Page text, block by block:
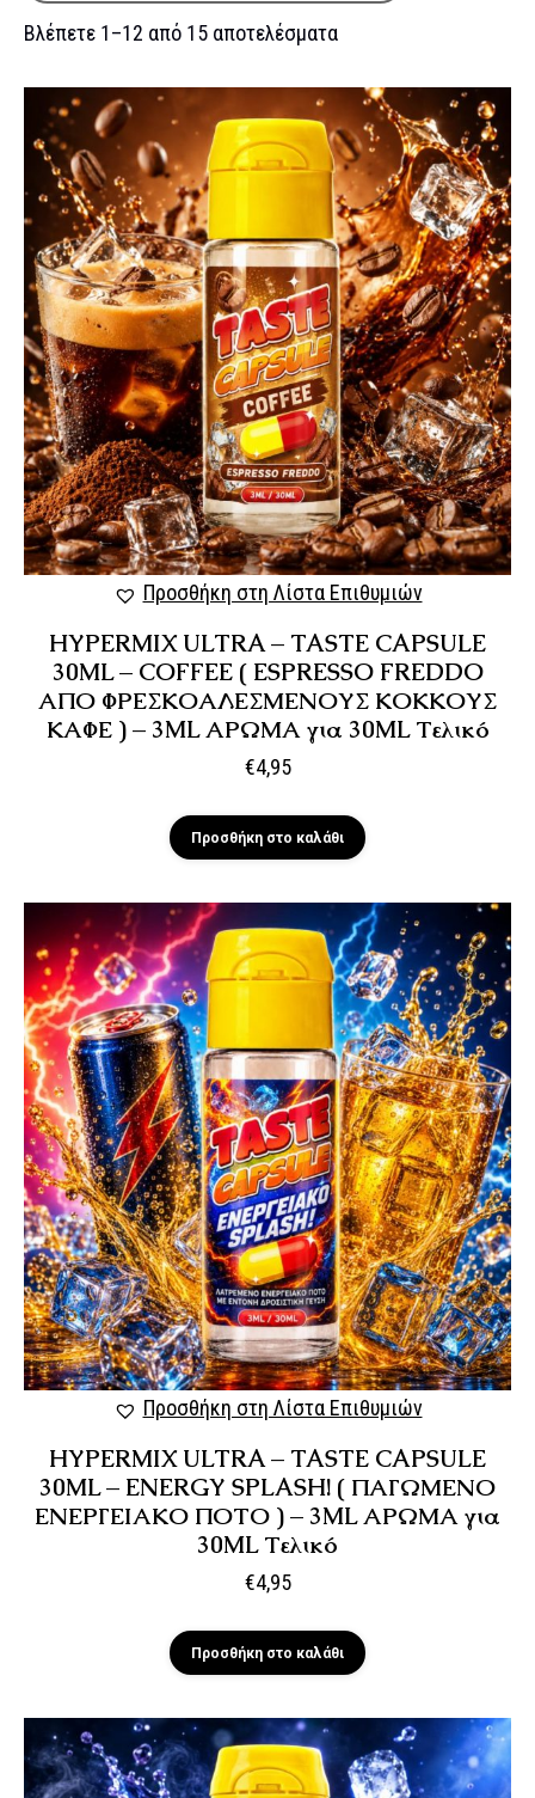
Βλέπετε 1–12 από 15 αποτελέσματα
Προσθήκη στη Λίστα Επιθυμιών
HYPERMIX ULTRA – TASTE CAPSULE
30ML – COFFEE ( ESPRESSO FREDDO
ΑΠΟ ΦΡΕΣΚΟΑΛΕΣΜΕΝΟΥΣ ΚΟΚΚΟΥΣ
ΚΑΦΕ ) – 3ML ΑΡΩΜΑ για 30ML Τελικό
€4,95
Προσθήκη στο καλάθι
Προσθήκη στη Λίστα Επιθυμιών
HYPERMIX ULTRA – TASTE CAPSULE
30ML – ENERGY SPLASH! ( ΠΑΓΩΜΕΝΟ
ΕΝΕΡΓΕΙΑΚΟ ΠΟΤΟ ) – 3ML ΑΡΩΜΑ για
30ML Τελικό
€4,95
Προσθήκη στο καλάθι